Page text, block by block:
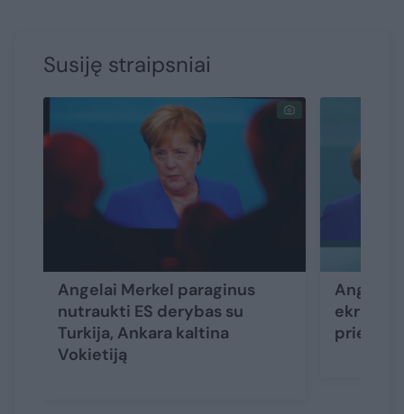
Susiję straipsniai
Angelai Merkel paraginus
nutraukti ES derybas su
Turkija, Ankara kaltina
Vokietiją
Angela
ekrane